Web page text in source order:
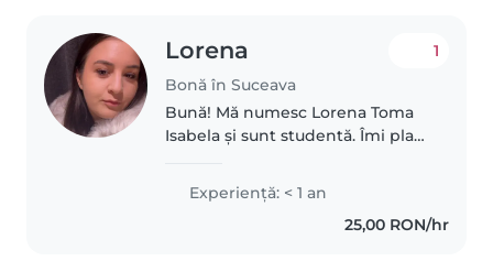
Lorena
Bonă în Suceava
1
Bună! Mă numesc Lorena Toma
Isabela și sunt studentă. Îmi plac
persoană responsabilă, calmă și
veselă. Fiind studentă, am un
program flexibil și mă pot..
Experienţă: < 1 an
25,00 RON/hr